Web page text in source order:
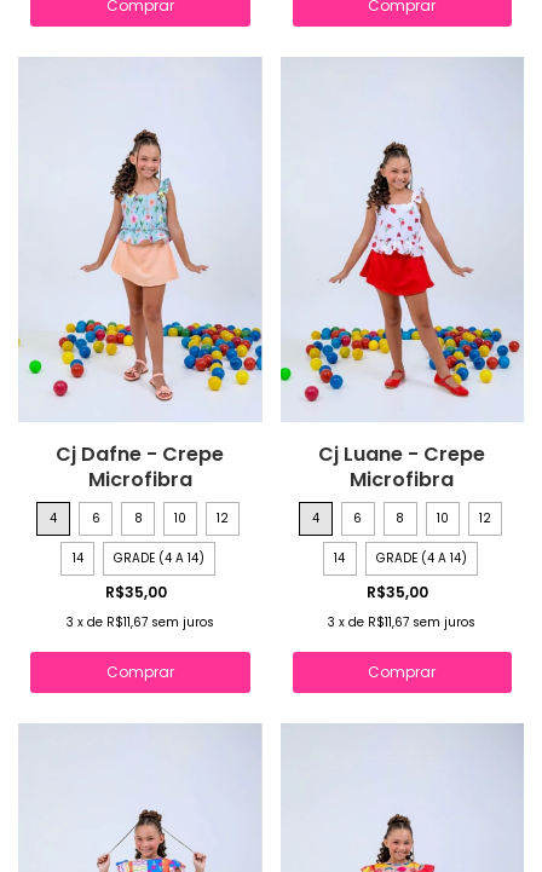
Comprar Comprar
Cj Dafne - Crepe
Microfibra
4 6 8 10 12
14 GRADE (4 A 14)
R$35,00
3 x de R$11,67 sem juros
Comprar
Cj Luane - Crepe
Microfibra
4 6 8 10 12
14 GRADE (4 A 14)
R$35,00
3 xde R$11,67 sem juros
Comprar